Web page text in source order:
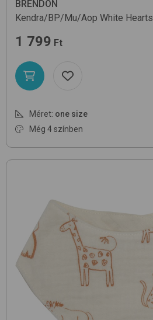
BRENDON
Kendra/BP/Mu/Aop White Hearts
1 799 Ft
Méret: one size
Még 4 színben